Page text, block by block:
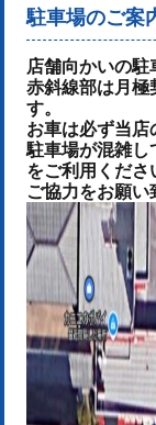
駐車場のご案
店舗向かいの駐
赤斜線部は月極
す。
お車は必ず当店
駐車場が混雑し
をご利用くださ
ご協力をお願い